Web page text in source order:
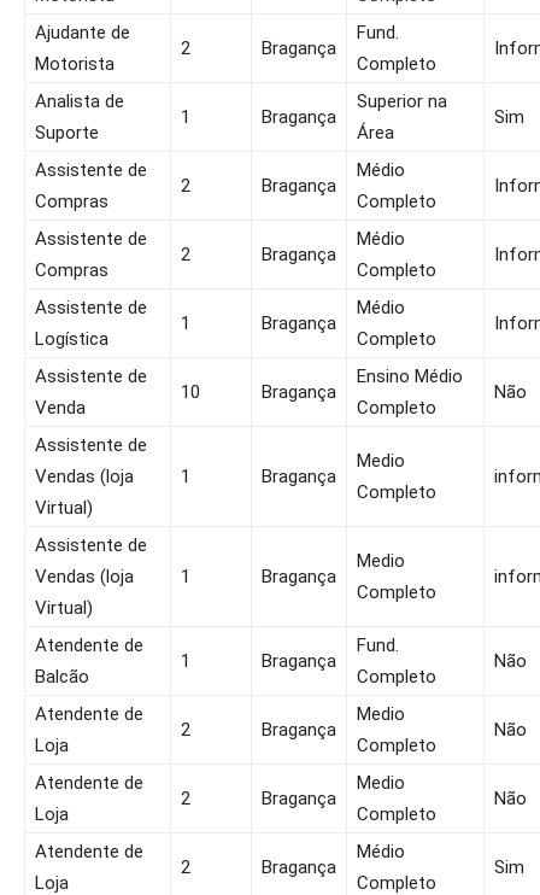
Ajudante de
Motorista
2 Bragança
Fund.
Completo
Analista de
Suporte
1 Bragança
Superior na
Área
Sim
Assistente de
Compras
2 Bragança
Médio
Completo
Assistente de
Compras
2 Bragança
Médio
Completo
Assistente de
Logística
1 Bragança
Médio
Completo
Assistente de
Venda
10 Bragança
Ensino Médio
Completo
Não
Assistente de
Vendas (loja
Virtual)
1 Bragança
Medio
Completo
Assistente de
Vendas (loja
Virtual)
1 Bragança
Medio
Completo
Atendente de
Balcão
1 Bragança
Fund.
Completo
Não
Atendente de
Loja
2 Bragança
Medio
Completo
Não
Atendente de
Loja
2 Bragança
Medio
Completo
Não
Atendente de
Loja
2 Bragança
Médio
Completo
Sim